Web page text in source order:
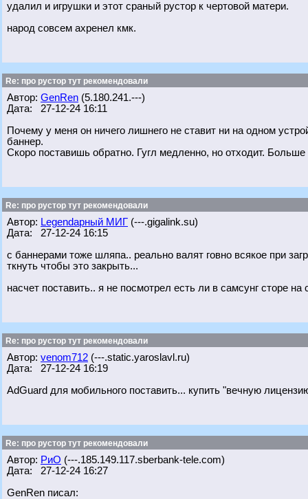
удалил и игрушки и этот сраный рустор к чертовой матери.
народ совсем ахренел кмк.
Re: про рустор тут рекомендовали
Автор: GenRen (5.180.241.---)
Дата: 27-12-24 16:11
Почему у меня он ничего лишнего не ставит ни на одном
баннер.
Скоро поставишь обратно. Гугл медленно, но отходит.
Re: про рустор тут рекомендовали
Автор: Legendарный МИГ (---.gigalink.su)
Дата: 27-12-24 16:15
с баннерами тоже шляпа.. реально валят говно всякое при
ткнуть чтобы это закрыть...
насчет поставить.. я не посмотрел есть ли в самсунг сторе
Re: про рустор тут рекомендовали
Автор: venom712 (---.static.yaroslavl.ru)
Дата: 27-12-24 16:19
AdGuard для мобильного поставить... купить "вечную
Re: про рустор тут рекомендовали
Автор: РиО (---.185.149.117.sberbank-tele.com)
Дата: 27-12-24 16:27
GenRen писал: